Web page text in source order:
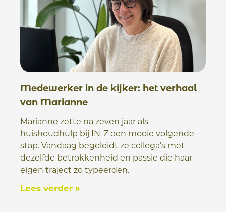
Medewerker in de kijker: het verhaal
van Marianne
Marianne zette na zeven jaar als
huishoudhulp bij IN-Z een mooie volgende
stap. Vandaag begeleidt ze collega’s met
dezelfde betrokkenheid en passie die haar
eigen traject zo typeerden.
Lees verder »